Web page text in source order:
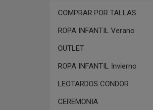
COMPRAR POR TALLAS
ROPA INFANTIL Verano
OUTLET
ROPA INFANTIL Invierno
LEOTARDOS CONDOR
CEREMONIA